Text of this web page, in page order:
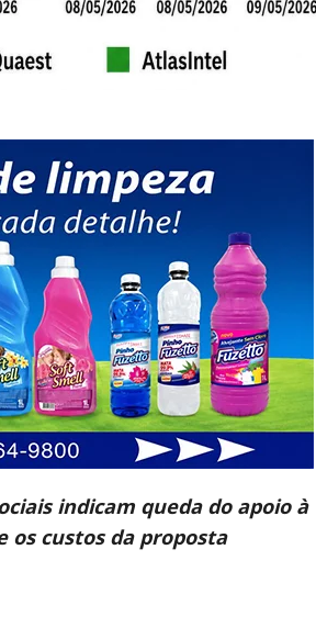
indicam queda do apoio à
os custos da proposta